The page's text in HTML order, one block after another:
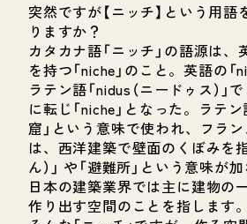
突然ですが【ニッチ】という用
りますか？
カタカナ語「ニッチ」の語源は
を持つ「niche」のこと。英語の「
ラテン語「nidus（ニードゥス）」
に転じ「niche」となった。ラテン
窟」という意味で使われ、フラ
は、西洋建築で壁面のくぼみを
ん）」 や「避難所」という意味が
日本の建築業界では主に建物の
作り出す空間のことを指します。